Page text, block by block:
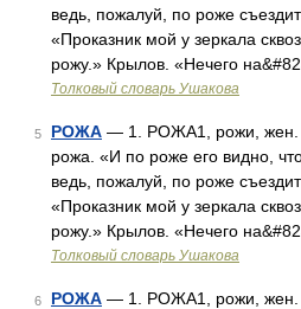
ведь, пожалуй, по роже
«Проказник мой у зеркала
рожу.» Крылов. «Нечего
Толковый словарь Ушакова
5 РОЖА — 1. РОЖА1, рожи, жен.
рожа. «И по роже его видно,
ведь, пожалуй, по роже
«Проказник мой у зеркала
рожу.» Крылов. «Нечего
Толковый словарь Ушакова
6 РОЖА — 1. РОЖА1, рожи, жен.